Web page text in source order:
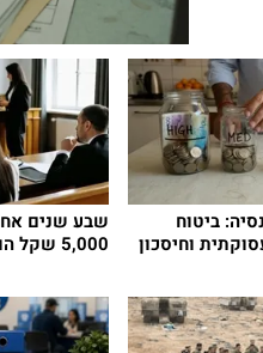
ביטוח
וחיסכון
שבע שנים
5,000 שקל הוצאות